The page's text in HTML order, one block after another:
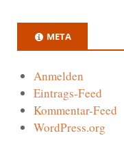
META
Anmelden
Eintrags-Feed
Kommentar-Feed
WordPress.org